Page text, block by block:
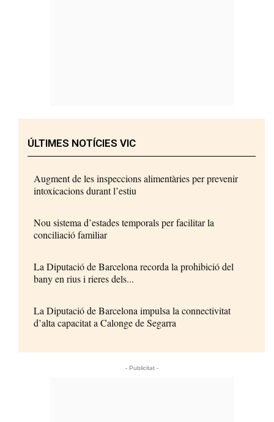
ÚLTIMES NOTÍCIES VIC
Augment de les inspeccions alimentàries per prevenir
intoxicacions durant l’estiu
Nou sistema d’estades temporals per facilitar la
conciliació familiar
La Diputació de Barcelona recorda la prohibició del
bany en rius i rieres dels...
La Diputació de Barcelona impulsa la connectivitat
d’alta capacitat a Calonge de Segarra
- Publicitat -